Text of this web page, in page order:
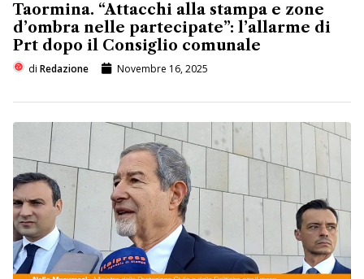
Taormina. “Attacchi alla stampa e zone
d’ombra nelle partecipate”: l’allarme di
Prt dopo il Consiglio comunale
di Redazione Novembre 16, 2025